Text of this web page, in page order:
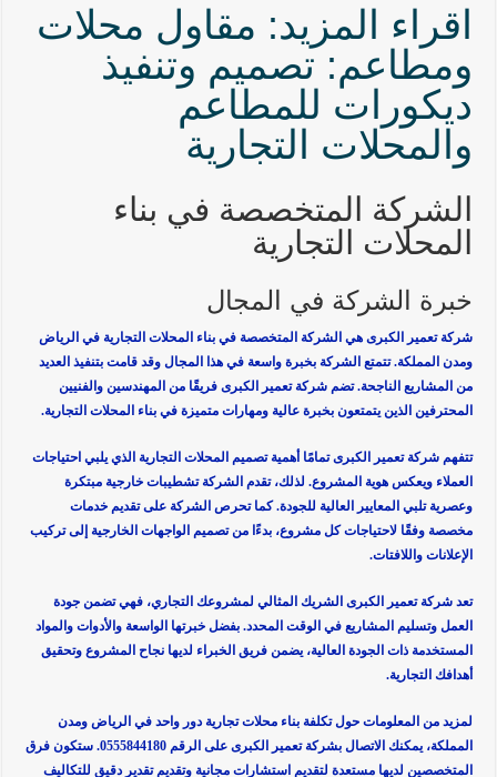
اقراء المزيد: مقاول محلات
ومطاعم: تصميم وتنفيذ
ديكورات للمطاعم
والمحلات التجارية
الشركة المتخصصة في بناء
المحلات التجارية
خبرة الشركة في المجال
شركة تعمير الكبرى هي الشركة المتخصصة في بناء المحلات التجارية في الرياض
ومدن المملكة. تتمتع الشركة بخبرة واسعة في هذا المجال وقد قامت بتنفيذ العديد
من المشاريع الناجحة. تضم شركة تعمير الكبرى فريقًا من المهندسين والفنيين
المحترفين الذين يتمتعون بخبرة عالية ومهارات متميزة في بناء المحلات التجارية.
تتفهم شركة تعمير الكبرى تمامًا أهمية تصميم المحلات التجارية الذي يلبي احتياجات
العملاء ويعكس هوية المشروع. لذلك، تقدم الشركة تشطيبات خارجية مبتكرة
وعصرية تلبي المعايير العالية للجودة. كما تحرص الشركة على تقديم خدمات
مخصصة وفقًا لاحتياجات كل مشروع، بدءًا من تصميم الواجهات الخارجية إلى تركيب
الإعلانات واللافتات.
تعد شركة تعمير الكبرى الشريك المثالي لمشروعك التجاري، فهي تضمن جودة
العمل وتسليم المشاريع في الوقت المحدد. بفضل خبرتها الواسعة والأدوات والمواد
المستخدمة ذات الجودة العالية، يضمن فريق الخبراء لديها نجاح المشروع وتحقيق
أهدافك التجارية.
لمزيد من المعلومات حول تكلفة بناء محلات تجارية دور واحد في الرياض ومدن
المملكة، يمكنك الاتصال بشركة تعمير الكبرى على الرقم 0555844180. ستكون فرق
المتخصصين لديها مستعدة لتقديم استشارات مجانية وتقديم تقدير دقيق للتكاليف